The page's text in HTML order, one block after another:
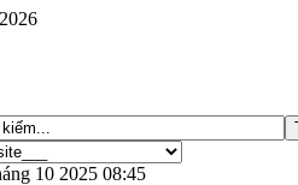
10 2025 08:45